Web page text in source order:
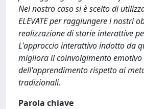
Nel nostro caso si è scelto di
ELEVATE per raggiungere i nostri
realizzazione di storie interattive
L'approccio interattivo indotto da
migliora il coinvolgimento emotivo
dell'apprendimento rispetto ai
tradizionali.
Parola chiave